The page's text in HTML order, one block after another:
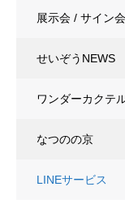
展示会 / サイン会
せいぞうNEWS
ワンダーカクテ
なつのの京
LINEサービス